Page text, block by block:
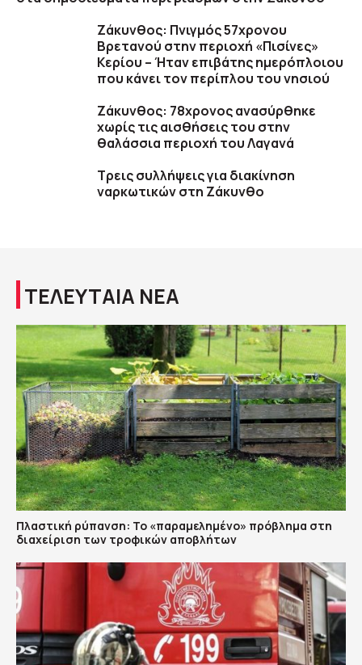
Ζάκυνθος: Πνιγμός 57χρονου
Βρετανού στην περιοχή «Πισίνες»
Κερίου – Ήταν επιβάτης ημερόπλοιου
που κάνει τον περίπλου του νησιού
Ζάκυνθος: 78χρονος ανασύρθηκε
χωρίς τις αισθήσεις του στην
θαλάσσια περιοχή του Λαγανά
Τρεις συλλήψεις για διακίνηση
ναρκωτικών στη Ζάκυνθο
ΤΕΛΕΥΤΑΙΑ ΝΕΑ
Πλαστική ρύπανση: Το «παραμελημένο» πρόβλημα στη
διαχείριση των τροφικών αποβλήτων